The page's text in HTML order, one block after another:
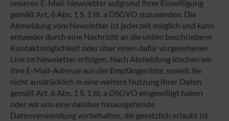
unseren E-Mail-Newsletter aufgrund Ihrer Einwilligung
gemäß Art. 6 Abs. 1 S. 1 lit. a DSGVO zuzusenden. Die
Abmeldung vom Newsletter ist jederzeit möglich und kann
entweder durch eine Nachricht an die unten beschriebene
Kontaktmöglichkeit oder über einen dafür vorgesehenen
Link im Newsletter erfolgen. Nach Abmeldung löschen wir
Ihre E-Mail-Adresse aus der Empfängerliste, soweit Sie
nicht ausdrücklich in eine weitere Nutzung Ihrer Daten
gemäß Art. 6 Abs. 1 S. 1 lit. a DSGVO eingewilligt haben
oder wir uns eine darüber hinausgehende
Datenverwendung vorbehalten, die gesetzlich erlaubt ist